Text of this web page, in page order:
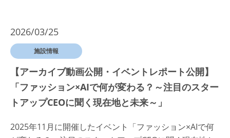
2026/03/25
施設情報
【アーカイブ動画公開・イベントレポート公開】
「ファッション×AIで何が変わる？～注目のスター
トアップCEOに聞く現在地と未来～」
2025年11月に開催したイベント「ファッション×AIで何